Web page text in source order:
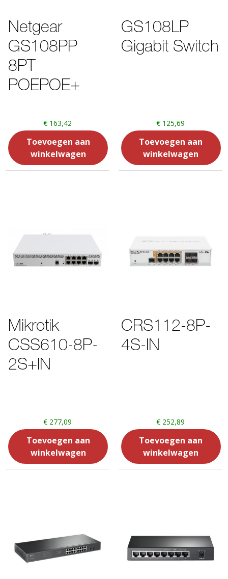
Netgear
GS108PP
8PT
POEPOE+
€ 163,42
Toevoegen aan
winkelwagen
GS108LP
Gigabit Switch
€125,69
Toevoegen aan
winkelwagen
Mikrotik
CSS610-8P-
2S+IN
€ 277,09
Toevoegen aan
winkelwagen
CRS112-8P-
4S-IN
€252,89
Toevoegen aan
winkelwagen